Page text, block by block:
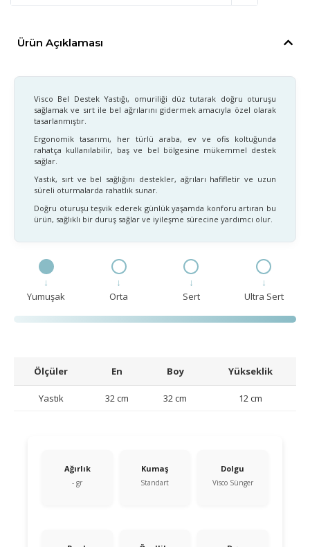
Ürün Açıklaması
Visco Bel Destek Yastığı, omuriliği düz tutarak doğru oturuşu
sağlamak ve sırt ile bel ağrılarını gidermek amacıyla özel olarak
tasarlanmıştır.
Ergonomik tasarımı, her türlü araba, ev ve ofis koltuğunda
rahatça kullanılabilir, baş ve bel bölgesine mükemmel destek
sağlar.
Yastık, sırt ve bel sağlığını destekler, ağrıları hafifletir ve uzun
süreli oturmalarda rahatlık sunar.
Doğru oturuşu teşvik ederek günlük yaşamda konforu artıran bu
ürün, sağlıklı bir duruş sağlar ve iyileşme sürecine yardımcı olur.
↓
Yumuşak
↓
Orta
↓
Sert
↓
Ultra Sert
Ölçüler En Boy Yükseklik
Yastık 32 cm 32 cm 12 cm
Ağırlık
- gr
Kumaş
Standart
Dolgu
Visco Sünger